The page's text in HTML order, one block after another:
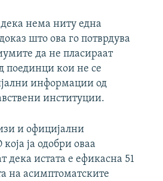
нема ниту една
што ова го потврдува
да не пласираат
поединци кои не се
информации од
институции.
и официјални
ја одобри оваа
дека истата е ефикасна 51
на асимптоматските